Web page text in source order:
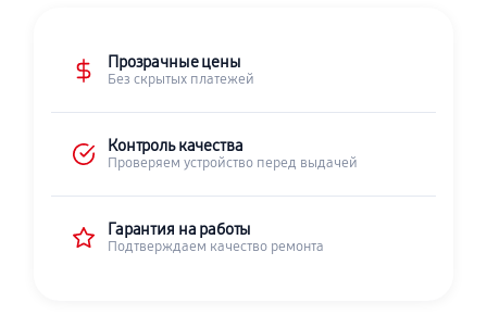
Прозрачные цены
Без скрытых платежей
Контроль качества
Проверяем устройство перед выдачей
Гарантия на работы
Подтверждаем качество ремонта